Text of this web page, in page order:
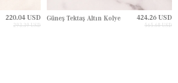
220.04 USD
293.39 USD
Güneş Tektaş Altın Kolye 424.26 USD
565.68 USD